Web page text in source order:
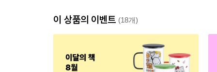
이 상품의 이벤트 (18개)